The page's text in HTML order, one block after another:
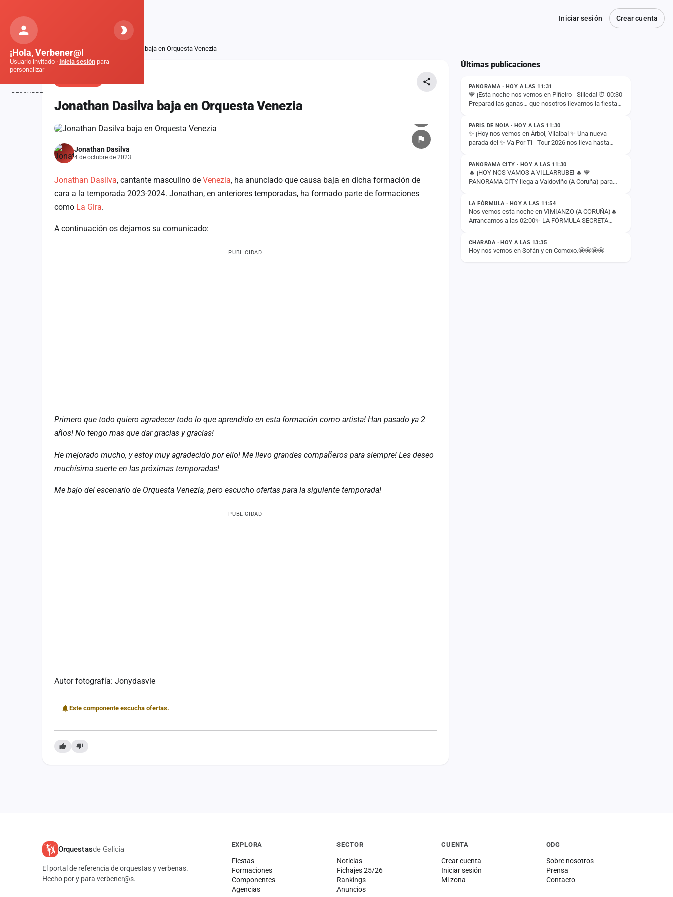
Iniciar sesión Crear cuenta
Inicio Noticias Jonathan Dasilva baja en Orquesta Venezia
Jonathan Dasilva baja en Orquesta Venezia
Jonathan Dasilva
4 de octubre de 2023
Jonathan Dasilva, cantante masculino de Venezia, ha anunciado que causa baja en dicha formación de
cara a la temporada 2023-2024. Jonathan, en anteriores temporadas, ha formado parte de formaciones
como La Gira.
A continuación os dejamos su comunicado:
PUBLICIDAD
Primero que todo quiero agradecer todo lo que aprendido en esta formación como artista! Han pasado ya 2
años! No tengo mas que dar gracias y gracias!
He mejorado mucho, y estoy muy agradecido por ello! Me llevo grandes compañeros para siempre! Les deseo
muchísima suerte en las próximas temporadas!
Me bajo del escenario de Orquesta Venezia, pero escucho ofertas para la siguiente temporada!
PUBLICIDAD
Autor fotografía: Jonydasvie
Este componente escucha ofertas.
Últimas publicaciones
ESTADO
PANORAMA · HOY A LAS 11:31
💙 ¡Esta noche nos vemos en Piñeiro - Silleda! ⏰ 00:30
Preparad las ganas… que nosotros llevamos la fiesta.
ESTADO
PARIS DE NOIA · HOY A LAS 11:30
✨ ¡Hoy nos vemos en Árbol, Vilalba! ✨ Una nueva
parada del ✨ Va Por Ti - Tour 2026 nos lleva hasta
vosotros…
ESTADO
PANORAMA CITY · HOY A LAS 11:30
🔥 ¡HOY NOS VAMOS A VILLARRUBE! 🔥 💙
PANORAMA CITY llega a Valdoviño (A Coruña) para
00:30H ¡Nos vemos esta…
ESTADO
LA FÓRMULA · HOY A LAS 11:54
Nos vemos esta noche en VIMIANZO (A CORUÑA)🔥
Arrancamos a las 02:00✨ LA FÓRMULA SECRETA
ESTADO
CHARADA · HOY A LAS 13:35
Hoy nos vemos en Sofán y en Comoxo.🤩🤩🤩🤩
Orquestasde Galicia
El portal de referencia de orquestas y verbenas.
Hecho por y para verbener@s.
EXPLORA
Fiestas
Formaciones
Componentes
Agencias
SECTOR
Noticias
Fichajes 25/26
Rankings
Anuncios
CUENTA
Crear cuenta
Iniciar sesión
Mi zona
ODG
Sobre nosotros
Prensa
Contacto
¡Hola, Verbener@!
Usuario invitado · Inicia sesión para
personalizar
DESCUBRE
Formaciones
Mapa de fiestas
Componentes